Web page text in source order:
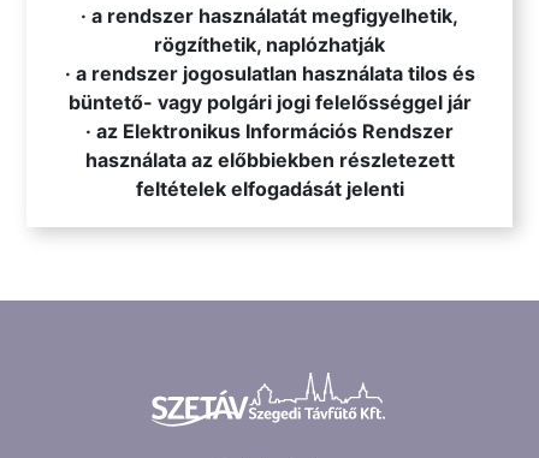
· a rendszer használatát megfigyelhetik,
rögzíthetik, naplózhatják
· a rendszer jogosulatlan használata tilos és
büntető- vagy polgári jogi felelősséggel jár
· az Elektronikus Információs Rendszer
használata az előbbiekben részletezett
feltételek elfogadását jelenti